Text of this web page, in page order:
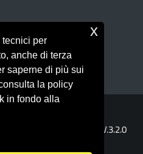
accessibile
V.3.2.0
per
anche di terza
saperne di più sui
la policy
in fondo alla
x